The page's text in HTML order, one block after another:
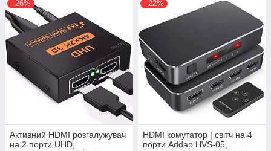
–26%
Активний HDMI розгалужувач
на 2 порти UHD,
–22%
HDMI комутатор | світч на 4
порти Addap HVS-05,